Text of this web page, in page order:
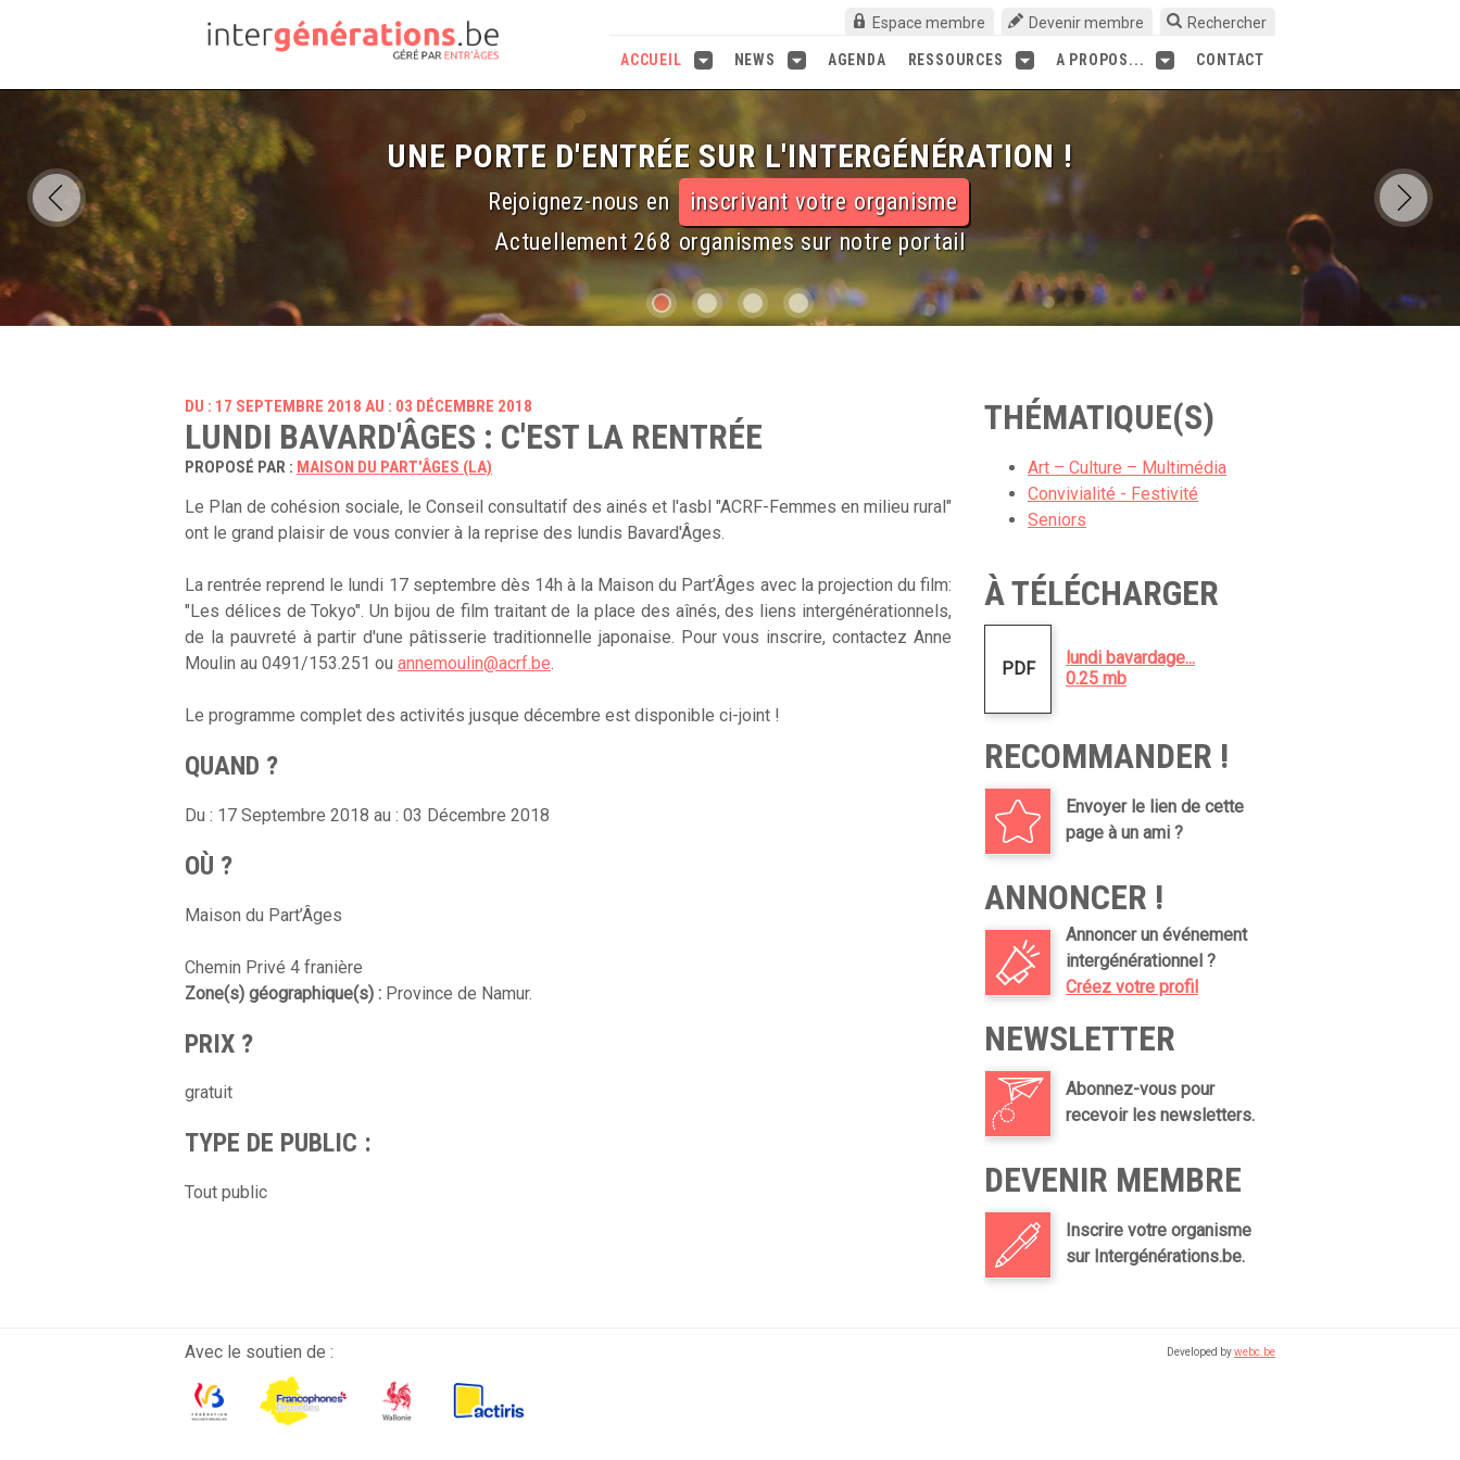
Espace membre Devenir membre Rechercher
CONTACT
A PROPOS...
RESSOURCES
AGENDA
NEWS
ACCUEIL
UNE PORTE D'ENTRÉE SUR L'INTERGÉNÉRATION !
Rejoignez-nous en inscrivant votre organisme
Actuellement 268 organismes sur notre portail
DU : 17 SEPTEMBRE 2018 AU : 03 DÉCEMBRE 2018
LUNDI BAVARD'ÂGES : C'EST LA RENTRÉE
PROPOSÉ PAR : MAISON DU PART'ÂGES (LA)
Le Plan de cohésion sociale, le Conseil consultatif des ainés et l'asbl "ACRF-Femmes en milieu rural"
ont le grand plaisir de vous convier à la reprise des lundis Bavard'Âges.
La rentrée reprend le lundi 17 septembre dès 14h à la Maison du Part’Âges avec la projection du film:
"Les délices de Tokyo". Un bijou de film traitant de la place des aînés, des liens intergénérationnels,
de la pauvreté à partir d'une pâtisserie traditionnelle japonaise. Pour vous inscrire, contactez Anne
Moulin au 0491/153.251 ou annemoulin@acrf.be.
Le programme complet des activités jusque décembre est disponible ci-joint !
QUAND ?
Du : 17 Septembre 2018 au : 03 Décembre 2018
OÙ ?
Maison du Part’Âges
Chemin Privé 4 franière
Zone(s) géographique(s) : Province de Namur.
PRIX ?
gratuit
TYPE DE PUBLIC :
Tout public
THÉMATIQUE(S)
Art – Culture – Multimédia
Convivialité - Festivité
Seniors
À TÉLÉCHARGER
PDF
lundi bavardage...
0.25 mb
RECOMMANDER !
Envoyer le lien de cette
page à un ami ?
ANNONCER !
Annoncer un événement
intergénérationnel ?
Créez votre profil
NEWSLETTER
Abonnez-vous pour
recevoir les newsletters.
DEVENIR MEMBRE
Inscrire votre organisme
sur Intergénérations.be.
Avec le soutien de : Developed bywebc.be